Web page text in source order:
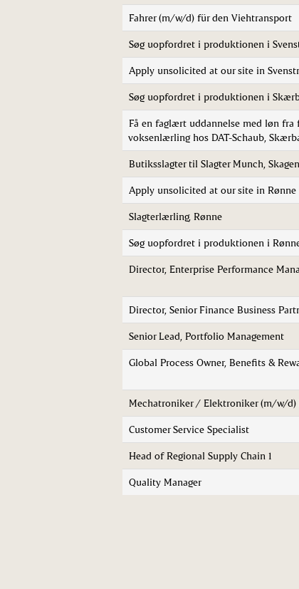
Fahrer (m/w/d) für den Viehtransport
Søg uopfordret i produktionen i
Apply unsolicited at our site in
Søg uopfordret i produktionen i
Få en faglært uddannelse med løn fra
voksenlærling hos DAT-Schaub,
Butiksslagter til Slagter Munch, Skagen
Apply unsolicited at our site in Rønne
Slagterlærling, Rønne
Søg uopfordret i produktionen i
Director, Enterprise Performance
Director, Senior Finance Business
Senior Lead, Portfolio Management
Global Process Owner, Benefits &
Mechatroniker / Elektroniker (m/w/d)
Customer Service Specialist
Head of Regional Supply Chain 1
Quality Manager